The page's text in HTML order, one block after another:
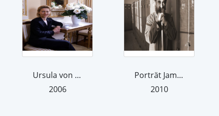
Ursula von der Leyen. Aus der Serie "...
2006
Porträt Jamal Jalal Saeed. Aus der Se...
2010